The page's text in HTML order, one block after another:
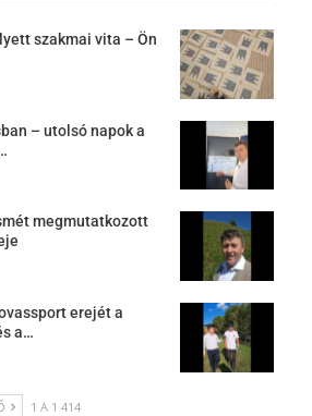
szakmai vita – Ön
– utolsó napok a
megmutatkozott
erejét a
a…
1 A 1 414